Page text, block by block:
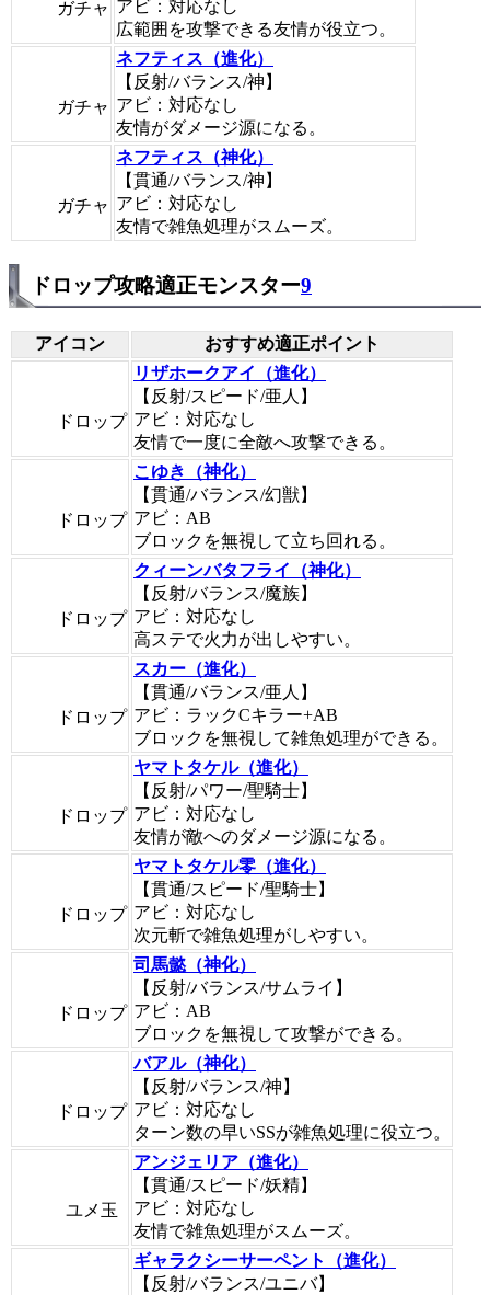
ガチャ アビ：対応なし
広範囲を攻撃できる友情が役立つ。
ガチャ
ネフティス（進化）
【反射/バランス/神】
アビ：対応なし
友情がダメージ源になる。
ガチャ
ネフティス（神化）
【貫通/バランス/神】
アビ：対応なし
友情で雑魚処理がスムーズ。
ドロップ攻略適正モンスター9
アイコン おすすめ適正ポイント
ドロップ
リザホークアイ（進化）
【反射/スピード/亜人】
アビ：対応なし
友情で一度に全敵へ攻撃できる。
ドロップ
こゆき（神化）
【貫通/バランス/幻獣】
アビ：AB
ブロックを無視して立ち回れる。
ドロップ
クィーンバタフライ（神化）
【反射/バランス/魔族】
アビ：対応なし
高ステで火力が出しやすい。
ドロップ
スカー（進化）
【貫通/バランス/亜人】
アビ：ラックCキラー+AB
ブロックを無視して雑魚処理ができる。
ドロップ
ヤマトタケル（進化）
【反射/パワー/聖騎士】
アビ：対応なし
友情が敵へのダメージ源になる。
ドロップ
ヤマトタケル零（進化）
【貫通/スピード/聖騎士】
アビ：対応なし
次元斬で雑魚処理がしやすい。
ドロップ
司馬懿（神化）
【反射/バランス/サムライ】
アビ：AB
ブロックを無視して攻撃ができる。
ドロップ
バアル（神化）
【反射/バランス/神】
アビ：対応なし
ターン数の早いSSが雑魚処理に役立つ。
ユメ玉
アンジェリア（進化）
【貫通/スピード/妖精】
アビ：対応なし
友情で雑魚処理がスムーズ。
ギャラクシーサーペント（進化）
【反射/バランス/ユニバ】